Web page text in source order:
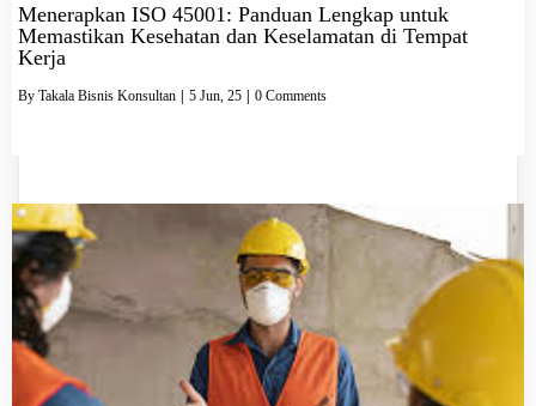
Menerapkan ISO 45001: Panduan Lengkap untuk
Memastikan Kesehatan dan Keselamatan di Tempat
Kerja
By Takala Bisnis Konsultan 5 Jun, 25 0 Comments